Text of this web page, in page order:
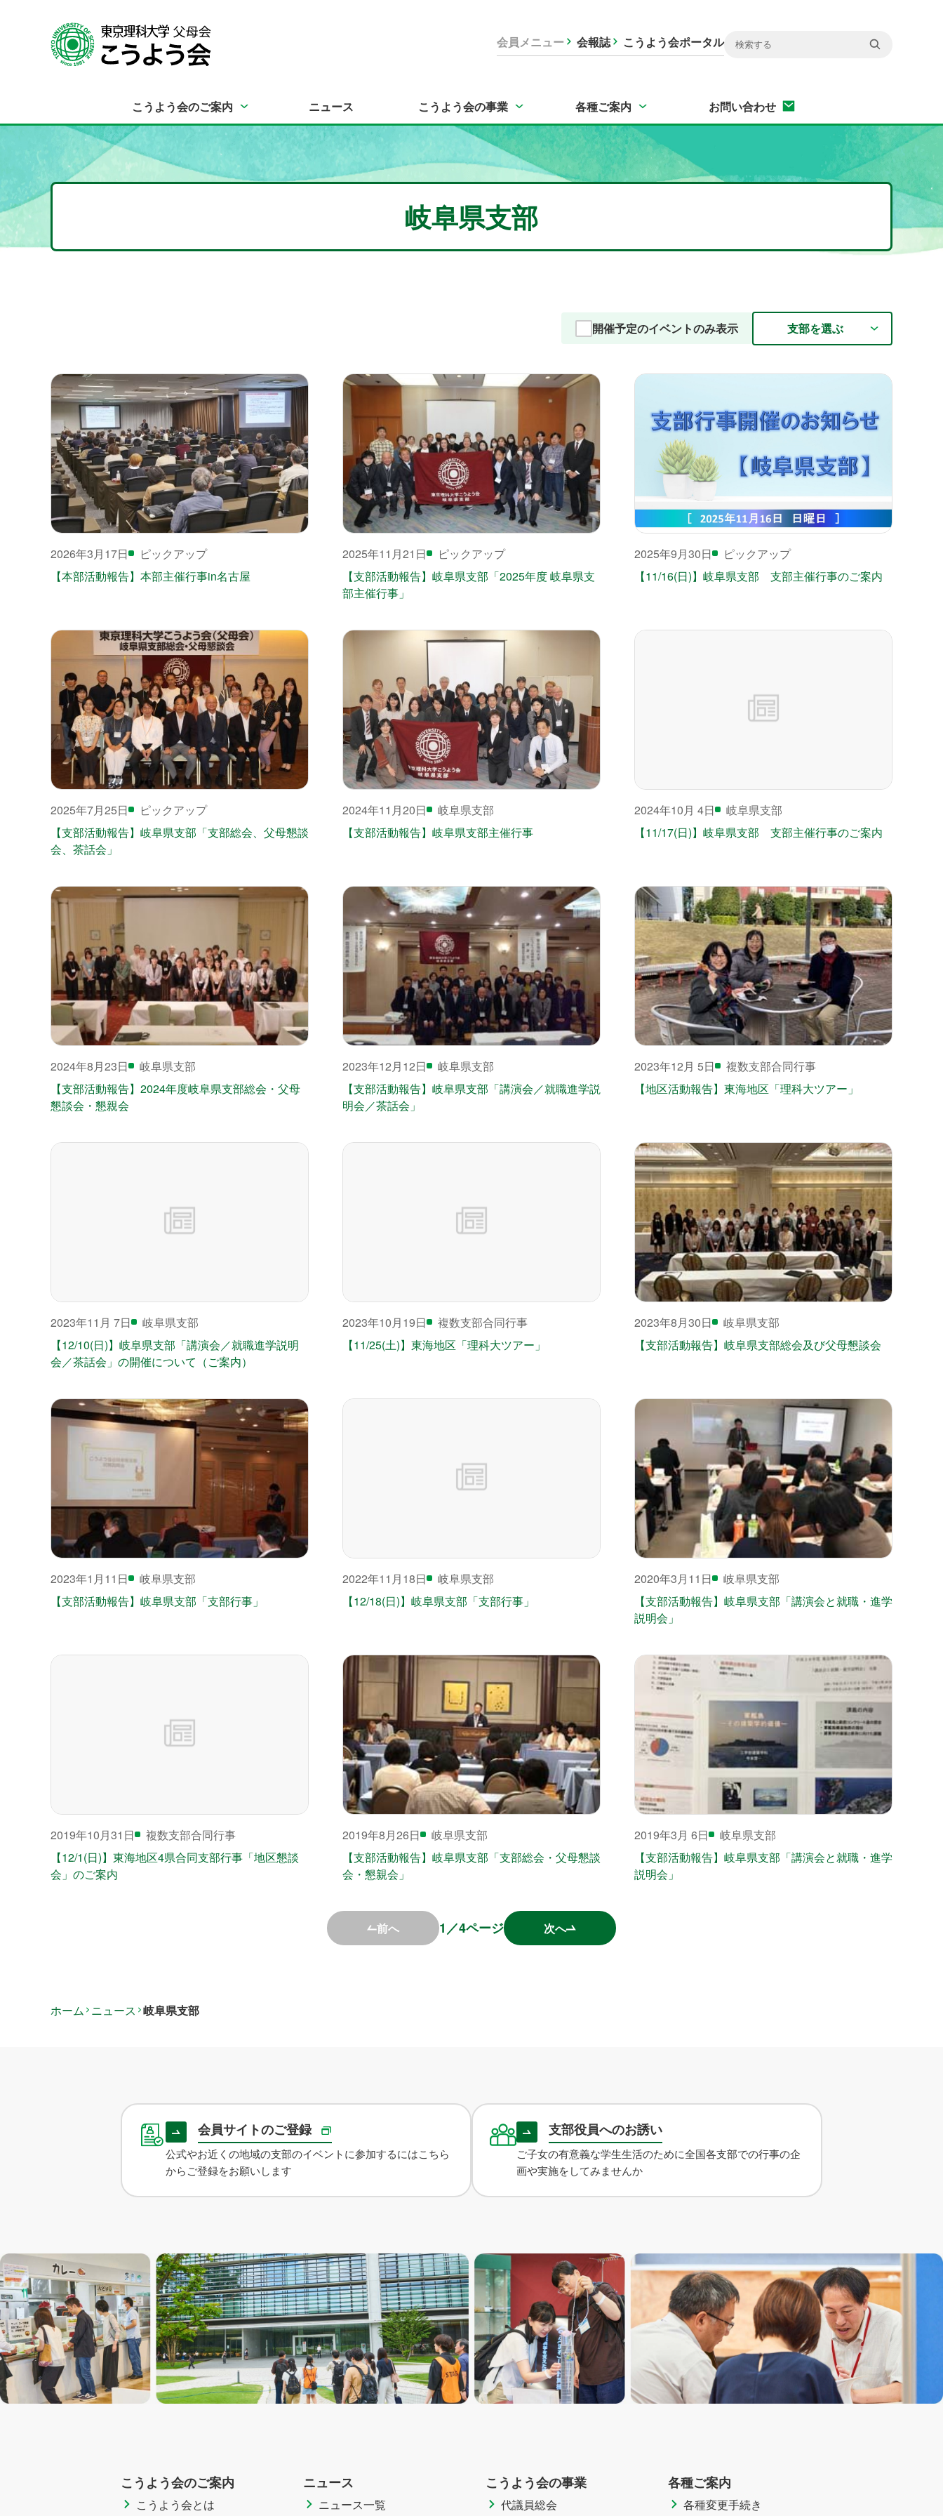
会員メニュー 会報誌 こうよう会ポータル
こうよう会のご案内 ニュース こうよう会の事業 各種ご案内 お問い合わせ
岐阜県支部
開催予定のイベントのみ表示 支部を選ぶ
2026年3月17日
ピックアップ
【本部活動報告】本部主催行事in名古屋
2025年11月21日
ピックアップ
【支部活動報告】岐阜県支部「2025年度 岐阜県支
部主催行事」
2025年9月30日
ピックアップ
【11/16(日)】岐阜県支部 支部主催行事のご案内
2025年7月25日
ピックアップ
【支部活動報告】岐阜県支部「支部総会、父母懇談
会、茶話会」
2024年11月20日
岐阜県支部
【支部活動報告】岐阜県支部主催行事
2024年10月 4日
岐阜県支部
【11/17(日)】岐阜県支部 支部主催行事のご案内
2024年8月23日
岐阜県支部
【支部活動報告】2024年度岐阜県支部総会・父母
懇談会・懇親会
2023年12月12日
岐阜県支部
【支部活動報告】岐阜県支部「講演会／就職進学説
明会／茶話会」
2023年12月 5日
複数支部合同行事
【地区活動報告】東海地区「理科大ツアー」
2023年11月 7日
岐阜県支部
【12/10(日)】岐阜県支部「講演会／就職進学説明
会／茶話会」の開催について（ご案内）
2023年10月19日
複数支部合同行事
【11/25(土)】東海地区「理科大ツアー」
2023年8月30日
岐阜県支部
【支部活動報告】岐阜県支部総会及び父母懇談会
2023年1月11日
岐阜県支部
【支部活動報告】岐阜県支部「支部行事」
2022年11月18日
岐阜県支部
【12/18(日)】岐阜県支部「支部行事」
2020年3月11日
岐阜県支部
【支部活動報告】岐阜県支部「講演会と就職・進学
説明会」
2019年10月31日
複数支部合同行事
【12/1(日)】東海地区4県合同支部行事「地区懇談
会」のご案内
2019年8月26日
岐阜県支部
【支部活動報告】岐阜県支部「支部総会・父母懇談
会・懇親会」
2019年3月 6日
岐阜県支部
【支部活動報告】岐阜県支部「講演会と就職・進学
説明会」
前へ 1／4ページ 次へ
ホーム ニュース 岐阜県支部
会員サイトのご登録
公式やお近くの地域の支部のイベントに参加するにはこちら
からご登録をお願いします
支部役員へのお誘い
ご子女の有意義な学生生活のために全国各支部での行事の企
画や実施をしてみませんか
こうよう会のご案内
こうよう会とは
ニュース
ニュース一覧
こうよう会の事業
代議員総会
各種ご案内
各種変更手続き